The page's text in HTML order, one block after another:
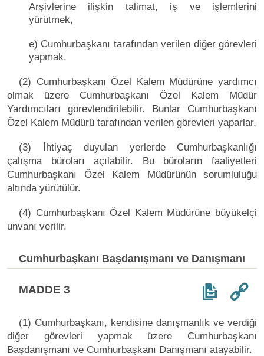
Arşivlerine ilişkin talimat, iş ve işlemlerini
yürütmek,
e) Cumhurbaşkanı tarafından verilen diğer görevleri
yapmak.
(2) Cumhurbaşkanı Özel Kalem Müdürüne yardımcı
olmak üzere Cumhurbaşkanı Özel Kalem Müdür
Yardımcıları görevlendirilebilir. Bunlar Cumhurbaşkanı
Özel Kalem Müdürü tarafından verilen görevleri yaparlar.
(3) İhtiyaç duyulan yerlerde Cumhurbaşkanlığı
çalışma büroları açılabilir. Bu büroların faaliyetleri
Cumhurbaşkanı Özel Kalem Müdürünün sorumluluğu
altında yürütülür.
(4) Cumhurbaşkanı Özel Kalem Müdürüne büyükelçi
unvanı verilir.
Cumhurbaşkanı Başdanışmanı ve Danışmanı
MADDE 3
(1) Cumhurbaşkanı, kendisine danışmanlık ve verdiği
diğer görevleri yapmak üzere Cumhurbaşkanı
Başdanışmanı ve Cumhurbaşkanı Danışmanı atayabilir.